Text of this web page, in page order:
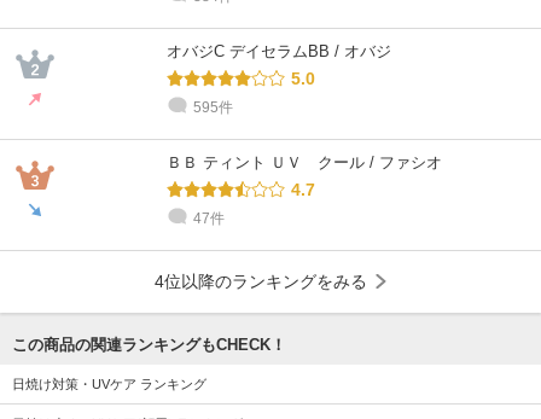
オバジC デイセラムBB / オバジ
5.0
595件
ＢＢ ティント ＵＶ クール / ファシオ
4.7
47件
4位以降のランキングをみる
この商品の関連ランキングもCHECK！
日焼け対策・UVケア ランキング